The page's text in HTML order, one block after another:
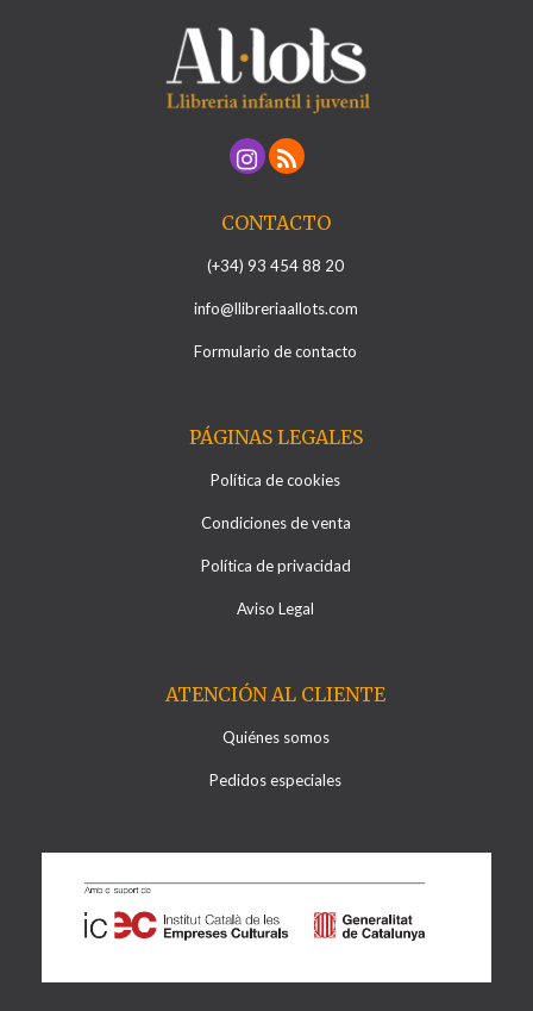
CONTACTO
(+34) 93 454 88 20
info@llibreriaallots.com
Formulario de contacto
PÁGINAS LEGALES
Política de cookies
Condiciones de venta
Política de privacidad
Aviso Legal
ATENCIÓN AL CLIENTE
Quiénes somos
Pedidos especiales